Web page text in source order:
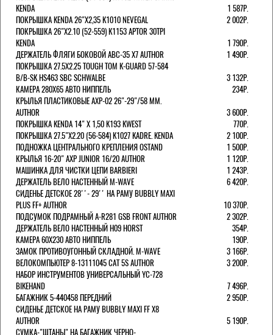
KENDA
1 587Р.
ПОКРЫШКА KENDA 26"Х2,35 K1010 NEVEGAL
2 002Р.
ПОКРЫШКА 26"Х2.10 (52-559) K1153 APTOR 30TPI
KENDA
1 790Р.
ДЕРЖАТЕЛЬ ФЛЯГИ БОКОВОЙ ABC-35 X7 AUTHOR
1 490Р.
ПОКРЫШКА 27.5X2.25 TOUGH TOM K-GUARD 57-584
B/B-SK HS463 SBC SCHWALBE
3 132Р.
КАМЕРА 280Х65 АВТО НИППЕЛЬ
234Р.
КРЫЛЬЯ ПЛАСТИКОВЫЕ AXP-02 26"-29"/58 ММ.
AUTHOR
3 600Р.
ПОКРЫШКА KENDA 14" Х 1,50 K193 KWEST
770Р.
ПОКРЫШКА 27.5"Х2.20 (56-584) K1027 KADRE. KENDA
2 100Р.
ПОДНОЖКА ЦЕНТРАЛЬНОГО КРЕПЛЕНИЯ OSTAND
1 500Р.
КРЫЛЬЯ 16-20" AXP JUNIOR 16/20 AUTHOR
1 120Р.
МАШИНКА ДЛЯ ЧИСТКИ ЦЕПИ BARBIERI
1 243Р.
ДЕРЖАТЕЛЬ ВЕЛО НАСТЕННЫЙ M-WAVE
6 420Р.
СИДЕНЬЕ ДЕТСКОЕ 28''- 29'' НА РАМУ BUBBLY MAXI
PLUS FF+ AUTHOR
10 370Р.
ПОДСУМОК ПОДРАМНЫЙ A-R281 GSB FRONT AUTHOR
2 302Р.
ДЕРЖАТЕЛЬ ВЕЛО НАСТЕННЫЙ H09 HORST
354Р.
КАМЕРА 60X230 АВТО НИППЕЛЬ
190Р.
ЗАМОК ПРОТИВОУГОННЫЙ СКЛАДНОЙ. M-WAVE
3 166Р.
ВЕЛОКОМПЬЮТЕР 8-13111045 CAT 5S AUTHOR
3 200Р.
НАБОР ИНСТРУМЕНТОВ УНИВЕРСАЛЬНЫЙ YC-728
BIKEHAND
7 496Р.
БАГАЖНИК 5-440458 ПЕРЕДНИЙ
2 950Р.
СИДЕНЬЕ ДЕТСКОЕ НА РАМУ BUBBLY MAXI FF X8
AUTHOR
5 190Р.
СУМКА-"ШТАНЫ" НА БАГАЖНИК ЧЕРНО-